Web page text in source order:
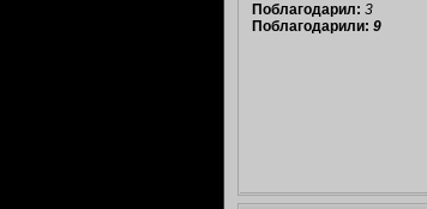
Поблагодарил: 3
Поблагодарили: 9